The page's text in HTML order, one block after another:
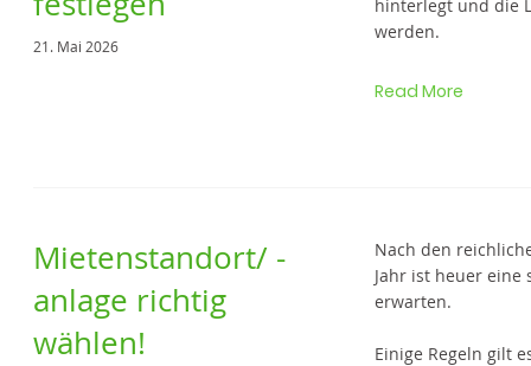
21. Mai 2026
hinterlegt und die
werden.
Read More
Mietenstandort/ -
anlage richtig
wählen!
Nach den
Jahr ist heuer
erwarten.
Einige Regeln gilt